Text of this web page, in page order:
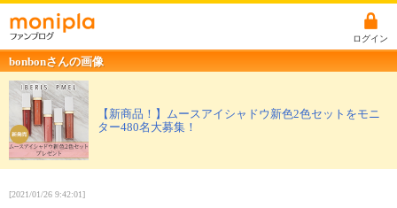
ログイン
bonbonさんの画像
【新商品！】ムースアイシャドウ新色2色セットをモニ
ター480名大募集！
[2021/01/26 9:42:01]